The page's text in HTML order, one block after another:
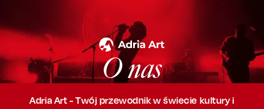
O nas
Adria Art - Twój przewodnik w świecie kultury i